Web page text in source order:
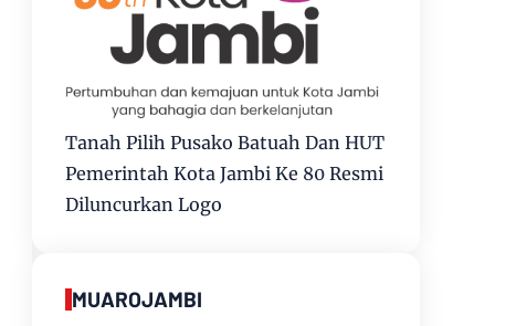
Tanah Pilih Pusako Batuah Dan HUT
Pemerintah Kota Jambi Ke 80 Resmi
Diluncurkan Logo
MUAROJAMBI